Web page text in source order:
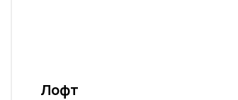
Лофт